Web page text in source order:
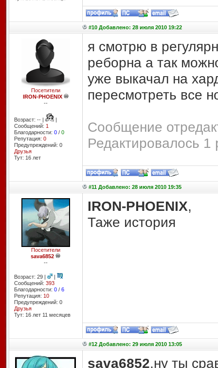
#10 Добавлено: 28 июля 2010 19:22
Посетители
IRON-PHOENIX
--
Возраст: -- |
|
Сообщений: 1
Благодарности: 0/ 0
Репутация: 0
Предупреждений: 0
Друзья
Тут: 16 лет
я смотрю в
реборна а так
уже выкачал на
пересмотреть все
Сообщение
Редактировалось 1
#11 Добавлено: 28 июля 2010 19:35
Посетители
sava6852
--
Возраст: 29 |
|
Сообщений: 393
Благодарности: 0/ 6
Репутация: 10
Предупреждений: 0
Друзья
Тут: 16 лет 11 месяцев
IRON-PHOENIX,
Таже история
#12 Добавлено: 29 июля 2010 13:05
sava6852,ну ты